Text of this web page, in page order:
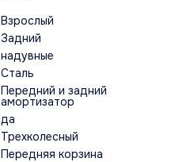
Взрослый
Задний
надувные
Сталь
Передний и задний
амортизатор
да
Трехколесный
Передняя корзина